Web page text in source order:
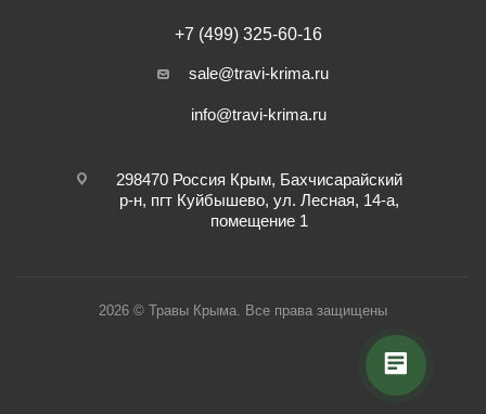
+7 (499) 325-60-16
sale@travi-krima.ru
info@travi-krima.ru
298470 Россия Крым, Бахчисарайский
р-н, пгт Куйбышево, ул. Лесная, 14-а,
помещение 1
2026 © Травы Крыма. Все права защищены